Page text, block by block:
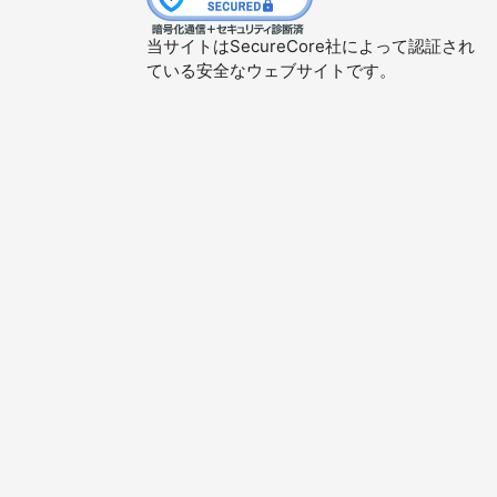
当サイトはSecureCore社によって認証され
ている安全なウェブサイトです。